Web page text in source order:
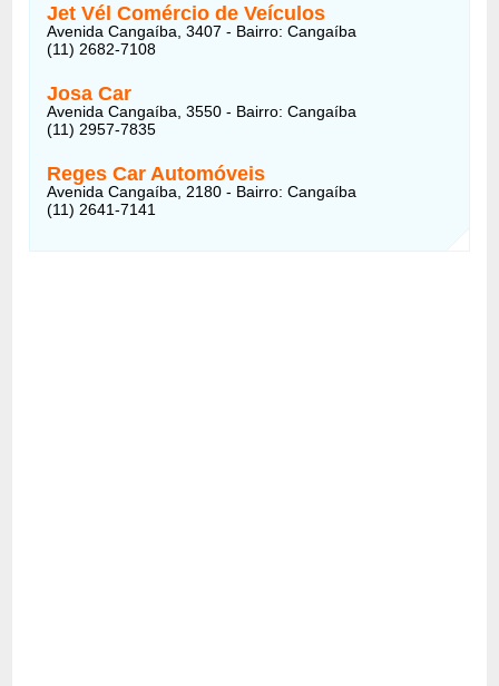
Jet Vél Comércio de Veículos
Avenida Cangaíba, 3407 - Bairro: Cangaíba
(11) 2682-7108
Josa Car
Avenida Cangaíba, 3550 - Bairro: Cangaíba
(11) 2957-7835
Reges Car Automóveis
Avenida Cangaíba, 2180 - Bairro: Cangaíba
(11) 2641-7141